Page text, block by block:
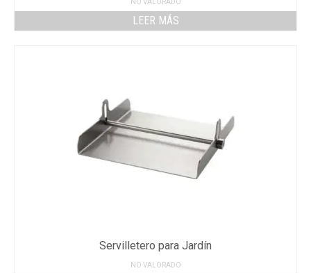
NO VALORADO
LEER MÁS
Servilletero para Jardín
NO VALORADO